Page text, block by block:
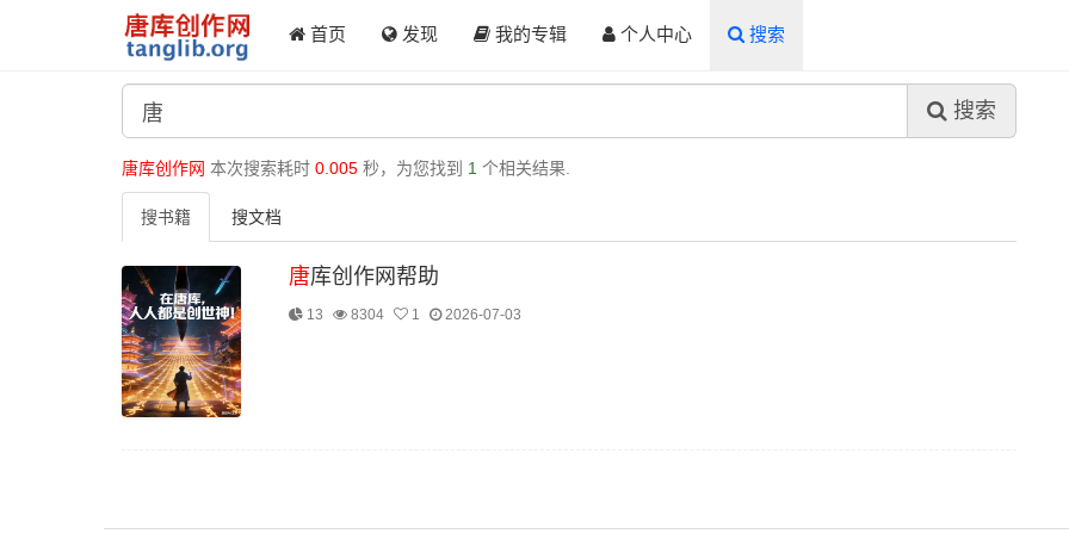
首页 发现 我的专辑 个人中心 搜索
搜索
唐库创作网 本次搜索耗时 0.005 秒，为您找到 1 个相关结果.
搜书籍 搜文档
唐库创作网帮助
13 8304 1 2026-07-03